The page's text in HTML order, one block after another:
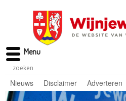
Nieuws Disclaimer Adverteren
Menu